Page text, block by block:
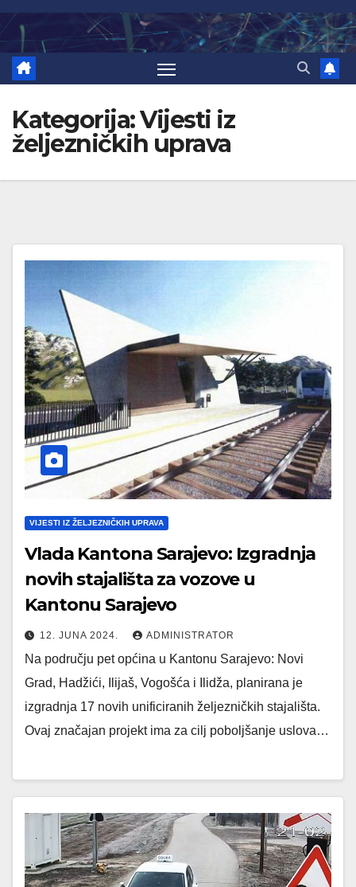
Skip
content
Kategorija:Vijesti iz
željezničkih uprava
VIJESTI IZ ŽELJEZNIČKIH UPRAVA
Vlada Kantona Sarajevo: Izgradnja
novih stajališta za vozove u
Kantonu Sarajevo
12. JUNA 2024. ADMINISTRATOR
Na području pet općina u Kantonu Sarajevo: Novi
Grad, Hadžići, Ilijaš, Vogošća i Ilidža, planirana je
izgradnja 17 novih unificiranih željezničkih stajališta.
Ovaj značajan projekt ima za cilj poboljšanje uslova…